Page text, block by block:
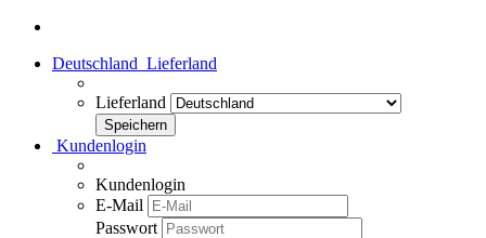
Deutschland Lieferland
Lieferland
Kundenlogin
Kundenlogin
E-Mail
Passwort